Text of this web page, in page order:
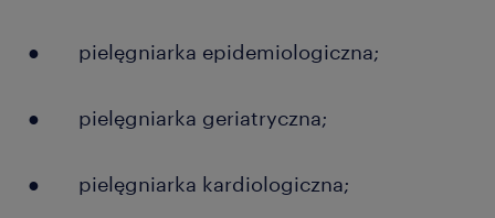
● pielęgniarka epidemiologiczna;
● pielęgniarka geriatryczna;
● pielęgniarka kardiologiczna;